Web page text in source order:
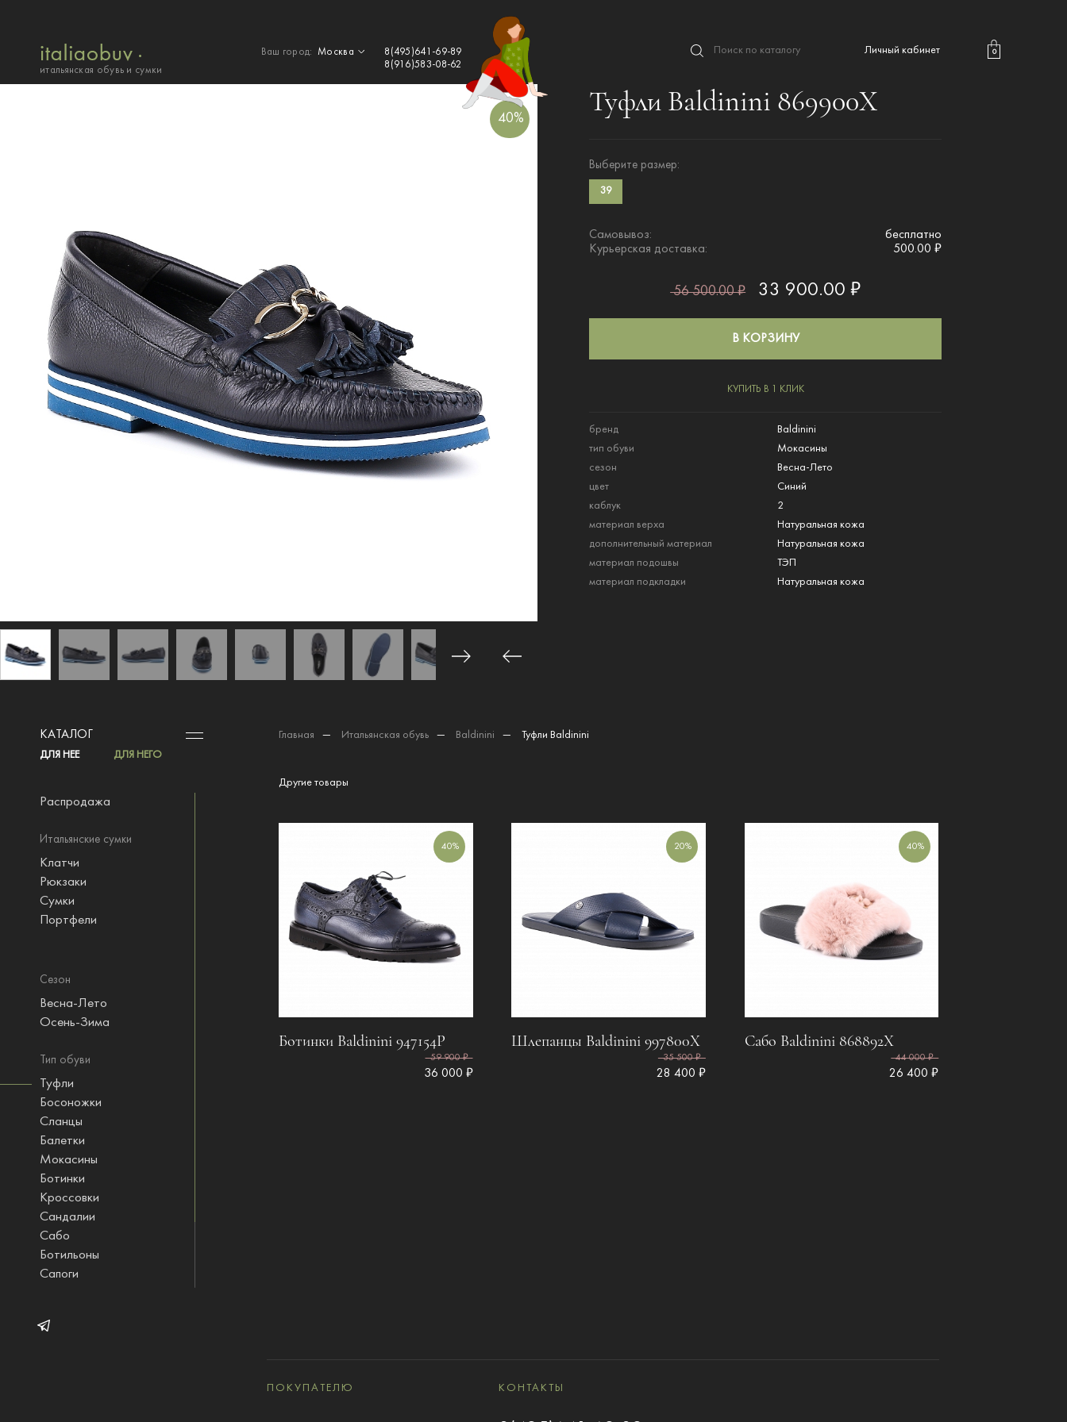
итальянская обувь и сумки
Ваш город:Москва
8(495)641-69-89
8(916)583-08-62
Личный кабинет 0
40%
Туфли Baldinini 869900X
Выберите размер:
39
Самовывоз:
бесплатно
Курьерская доставка:
500.00 ₽
56 500.00 ₽ 33 900.00 ₽
В КОРЗИНУ
КУПИТЬ В 1 КЛИК
бренд
Baldinini
тип обуви
Мокасины
сезон
Весна-Лето
цвет
Синий
каблук
2
материал верха
Натуральная кожа
дополнительный материал
Натуральная кожа
материал подошвы
ТЭП
материал подкладки
Натуральная кожа
КАТАЛОГ
ДЛЯ НЕЕ ДЛЯ НЕГО
Распродажа
Итальянские сумки
Клатчи
Рюкзаки
Сумки
Портфели
Сезон
Весна-Лето
Осень-Зима
Тип обуви
Туфли
Босоножки
Сланцы
Балетки
Мокасины
Ботинки
Кроссовки
Сандалии
Сабо
Ботильоны
Сапоги
Главная — Итальянская обувь — Baldinini — Туфли Baldinini
Другие товары
40%
Ботинки Baldinini 947154P
59 900 ₽
36 000 ₽
20%
Шлепанцы Baldinini 997800X
35 500 ₽
28 400 ₽
40%
Сабо Baldinini 868892X
44 000 ₽
26 400 ₽
ПОКУПАТЕЛЮ КОНТАКТЫ